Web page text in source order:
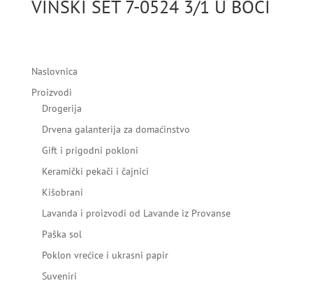
VINSKI SET 7-0524 3/1 U BOCI
Naslovnica
Proizvodi
Drogerija
Drvena galanterija za domaćinstvo
Gift i prigodni pokloni
Keramički pekači i čajnici
Kišobrani
Lavanda i proizvodi od Lavande iz Provanse
Paška sol
Poklon vrećice i ukrasni papir
Suveniri